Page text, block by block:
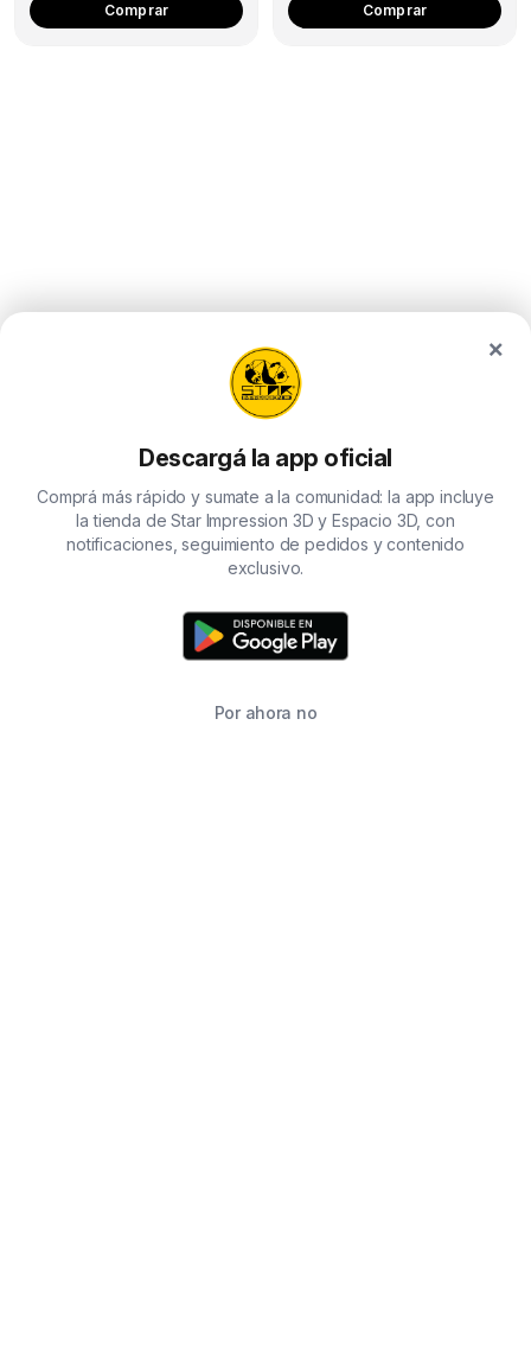
Comprar Comprar
×
Descargá la app oficial
Comprá más rápido y sumate a la comunidad: la app incluye
la tienda de Star Impression 3D y Espacio 3D, con
notificaciones, seguimiento de pedidos y contenido
exclusivo.
Por ahora no